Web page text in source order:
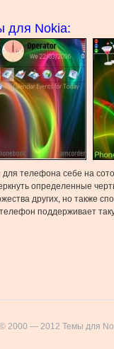
для Nokia:
телефона себе на
определенные
других, но также
поддерживает
© 2000 — 2012 Темы для